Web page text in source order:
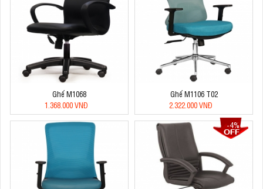
Ghế M1068
1.368.000 VNĐ
Ghế M1106 T02
2.322.000 VNĐ
-4%